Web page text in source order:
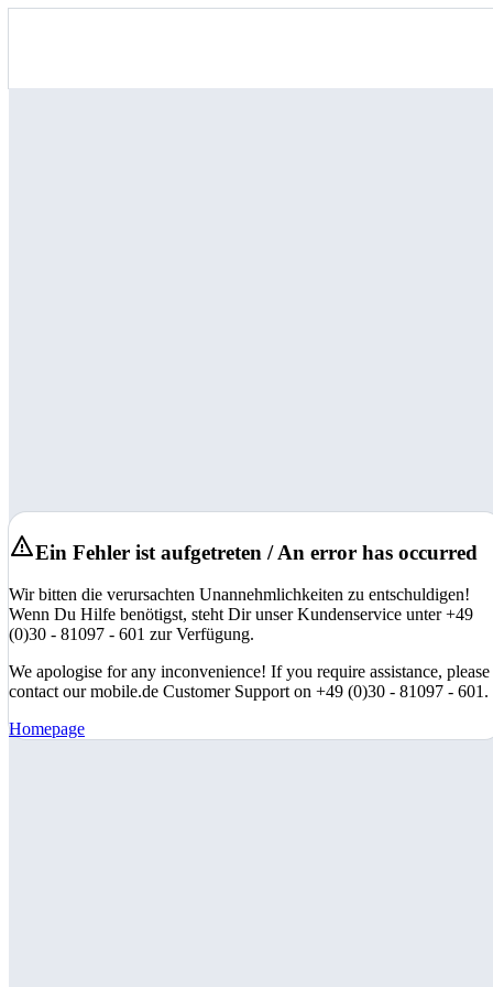
Ein Fehler ist aufgetreten / An error has occurred
Wir bitten die verursachten Unannehmlichkeiten zu entschuldigen!
Wenn Du Hilfe benötigst, steht Dir unser Kundenservice unter +49
(0)30 - 81097 - 601 zur Verfügung.
We apologise for any inconvenience! If you require assistance, please
contact our mobile.de Customer Support on +49 (0)30 - 81097 - 601.
Homepage